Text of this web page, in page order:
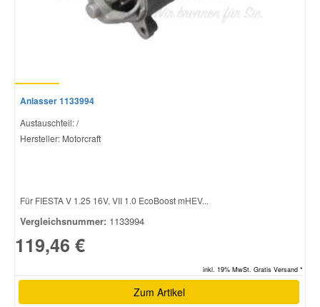
Anlasser 1133994
Austauschteil: /
Hersteller: Motorcraft
Für FIESTA V 1.25 16V, VII 1.0 EcoBoost mHEV...
Vergleichsnummer: 1133994
119,46 €
inkl. 19% MwSt. Gratis Versand *
Zum Artikel
Suzuki Ersatzteile
Vauxhall Ersatzteile
Volvo Ersatzteile